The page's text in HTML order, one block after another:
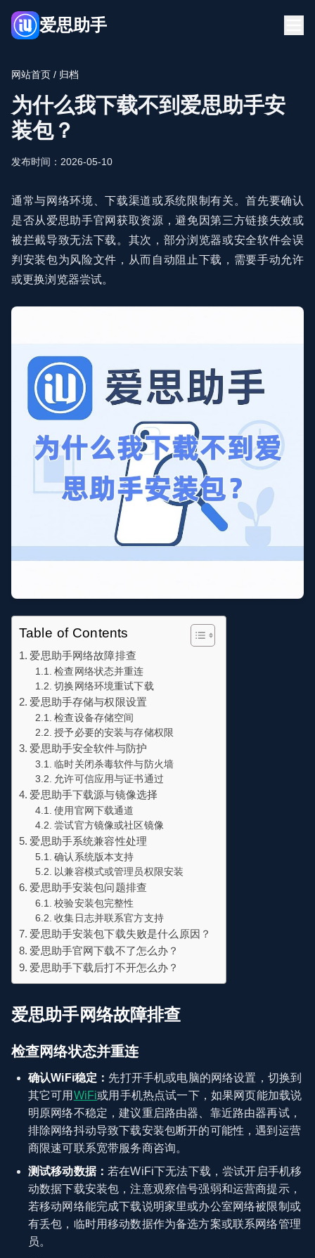
爱思助手
FQA
爱思助手下载
立即下载
网站首页 / 归档
为什么我下载不到爱思助手安
装包？
发布时间：2026-05-10
通常与网络环境、下载渠道或系统限制有关。首先要确认
是否从爱思助手官网获取资源，避免因第三方链接失效或
被拦截导致无法下载。其次，部分浏览器或安全软件会误
判安装包为风险文件，从而自动阻止下载，需要手动允许
或更换浏览器尝试。
Table of Contents
爱思助手网络故障排查
检查网络状态并重连
切换网络环境重试下载
爱思助手存储与权限设置
检查设备存储空间
授予必要的安装与存储权限
爱思助手安全软件与防护
临时关闭杀毒软件与防火墙
允许可信应用与证书通过
爱思助手下载源与镜像选择
使用官网下载通道
尝试官方镜像或社区镜像
爱思助手系统兼容性处理
确认系统版本支持
以兼容模式或管理员权限安装
爱思助手安装包问题排查
校验安装包完整性
收集日志并联系官方支持
爱思助手安装包下载失败是什么原因？
爱思助手官网下载不了怎么办？
爱思助手下载后打不开怎么办？
爱思助手网络故障排查
检查网络状态并重连
确认WiFi稳定： 先打开手机或电脑的网络设置，切换到
其它可用 WiFi或用手机热点试一下，如果网页能加载说
明原网络不稳定，建议重启路由器、靠近路由器再试，
排除网络抖动导致下载安装包断开的可能性，遇到运营
商限速可联系宽带服务商咨询。
测试移动数据： 若在WiFi下无法下载，尝试开启手机移
动数据下载安装包，注意观察信号强弱和运营商提示，
若移动网络能完成下载说明家里或办公室网络被限制或
有丢包，临时用移动数据作为备选方案或联系网络管理
员。